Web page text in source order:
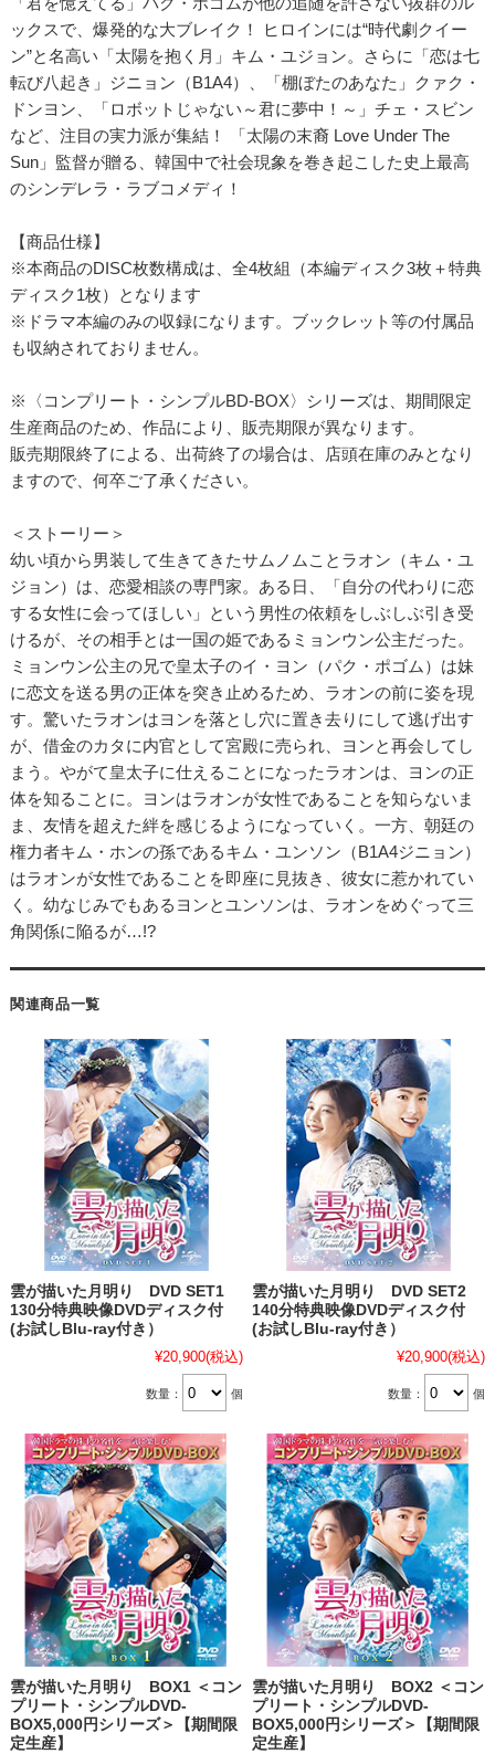
ックスで、爆発的な大ブレイク！ ヒロインには“時代劇クイー
ン”と名高い「太陽を抱く月」キム・ユジョン。さらに「恋は七
転び八起き」ジニョン（B1A4）、「棚ぼたのあなた」クァク・
ドンヨン、「ロボットじゃない～君に夢中！～」チェ・スビン
など、注目の実力派が集結！ 「太陽の末裔 Love Under The
Sun」監督が贈る、韓国中で社会現象を巻き起こした史上最高
のシンデレラ・ラブコメディ！
【商品仕様】
※本商品のDISC枚数構成は、全4枚組（本編ディスク3枚＋特典
ディスク1枚）となります
※ドラマ本編のみの収録になります。ブックレット等の付属品
も収納されておりません。
※〈コンプリート・シンプルBD‐BOX〉シリーズは、期間限定
生産商品のため、作品により、販売期限が異なります。
販売期限終了による、出荷終了の場合は、店頭在庫のみとなり
ますので、何卒ご了承ください。
＜ストーリー＞
幼い頃から男装して生きてきたサムノムことラオン（キム・ユ
ジョン）は、恋愛相談の専門家。ある日、「自分の代わりに恋
する女性に会ってほしい」という男性の依頼をしぶしぶ引き受
けるが、その相手とは一国の姫であるミョンウン公主だった。
ミョンウン公主の兄で皇太子のイ・ヨン（パク・ポゴム）は妹
に恋文を送る男の正体を突き止めるため、ラオンの前に姿を現
す。驚いたラオンはヨンを落とし穴に置き去りにして逃げ出す
が、借金のカタに内官として宮殿に売られ、ヨンと再会してし
まう。やがて皇太子に仕えることになったラオンは、ヨンの正
体を知ることに。ヨンはラオンが女性であることを知らないま
ま、友情を超えた絆を感じるようになっていく。一方、朝廷の
権力者キム・ホンの孫であるキム・ユンソン（B1A4ジニョン）
はラオンが女性であることを即座に見抜き、彼女に惹かれてい
く。幼なじみでもあるヨンとユンソンは、ラオンをめぐって三
角関係に陥るが…!?
関連商品一覧
雲が描いた月明り DVD SET1
130分特典映像DVDディスク付
(お試しBlu-ray付き）
¥20,900(税込)
数量： 個
雲が描いた月明り DVD SET2
140分特典映像DVDディスク付
(お試しBlu-ray付き）
¥20,900(税込)
数量： 個
雲が描いた月明り BOX1 ＜コン
プリート・シンプルDVD-
BOX5,000円シリーズ＞【期間限
定生産】
雲が描いた月明り BOX2 ＜コン
プリート・シンプルDVD-
BOX5,000円シリーズ＞【期間限
定生産】